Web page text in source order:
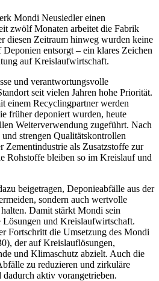
Mondi Neusiedler einen
zwölf Monaten arbeitet die Fabrik
diesen Zeitraum hinweg wurden keine
entsorgt – ein klares Zeichen
auf Kreislaufwirtschaft.
und verantwortungsvolle
seit vielen Jahren hohe Priorität.
einem Recyclingpartner werden
früher deponiert wurden, heute
Weiterverwendung zugeführt. Nach
strengen Qualitätskontrollen
Zementindustrie als Zusatzstoffe zur
Rohstoffe bleiben so im Kreislauf und
beigetragen, Deponieabfälle aus der
sondern auch wertvolle
Damit stärkt Mondi sein
Lösungen und Kreislaufwirtschaft.
Fortschritt die Umsetzung des Mondi
der auf Kreislauflösungen,
und Klimaschutz abzielt. Auch die
zu reduzieren und zirkuläre
aktiv vorangetrieben.